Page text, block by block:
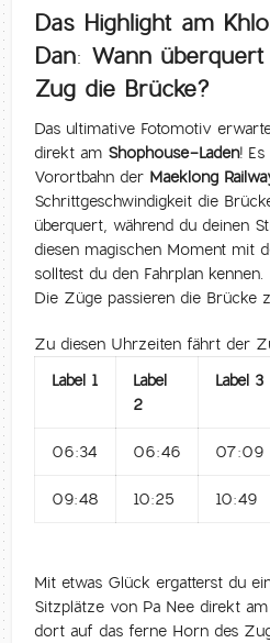
Das Highlight am
Dan: Wann
Zug die Brücke?
Das ultimative Fotomotiv
direkt am Shophouse-Laden!
Vorortbahn der Maeklong
Schrittgeschwindigkeit die
überquert, während du deinen
diesen magischen Moment mit
solltest du den Fahrplan kennen.
Die Züge passieren die Brücke
Zu diesen Uhrzeiten fährt der
Label 1
Label
2
Label 3
06:34 06:46 07:09
09:48 10:25 10:49
Mit etwas Glück ergatterst du
Sitzplätze von Pa Nee direkt
dort auf das ferne Horn des